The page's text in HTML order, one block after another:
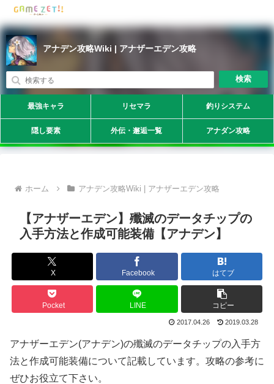
アナデン攻略Wiki | アナザーエデン攻略
検索
最強キャラ リセマラ 釣りシステム
隠し要素 外伝・邂逅一覧 アナダン攻略
ホーム アナデン攻略Wiki | アナザーエデン攻略
【アナザーエデン】殲滅のデータチップの
入手方法と作成可能装備【アナデン】
X Facebook はてブ
Pocket LINE コピー
2017.04.26 2019.03.28
アナザーエデン(アナデン)の殲滅のデータチップの入手方
法と作成可能装備について記載しています。攻略の参考に
ぜひお役立て下さい。